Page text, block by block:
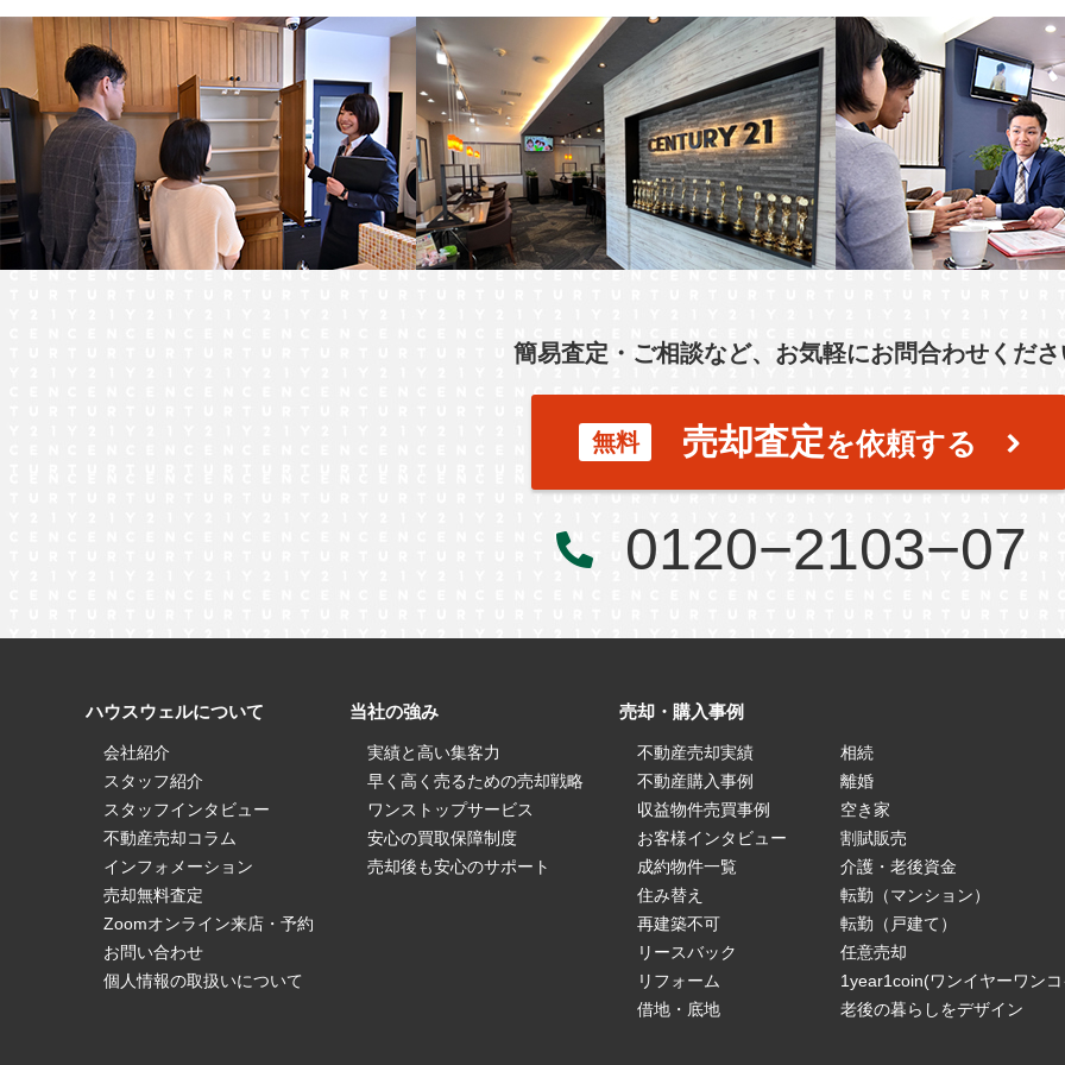
簡易査定・ご相談など、お気軽にお問合わせくださ
無料 売却査定を依頼する
0120−2103−07
ハウスウェルについて
会社紹介
スタッフ紹介
スタッフインタビュー
不動産売却コラム
インフォメーション
売却無料査定
Zoomオンライン来店・予約
お問い合わせ
個人情報の取扱いについて
当社の強み
実績と高い集客力
早く高く売るための売却戦略
ワンストップサービス
安心の買取保障制度
売却後も安心のサポート
売却・購入事例
不動産売却実績
不動産購入事例
収益物件売買事例
お客様インタビュー
成約物件一覧
住み替え
再建築不可
リースバック
リフォーム
借地・底地
相続
離婚
空き家
割賦販売
介護・老後資金
転勤（マンション）
転勤（戸建て）
任意売却
1year1coin(ワンイヤーワン
老後の暮らしをデザイン